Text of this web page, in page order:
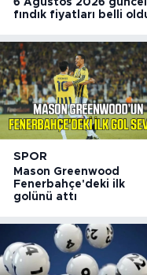
6 Ağustos 2026 güncel
fındık fiyatları belli
SPOR
Mason Greenwood
Fenerbahçe'deki ilk
golünü attı